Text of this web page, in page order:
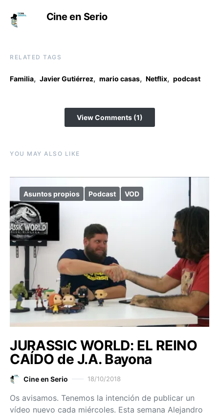
Cine en Serio
RELATED TAGS
Familia, Javier Gutiérrez, mario casas, Netflix, podcast
View Comments (1)
YOU MAY ALSO LIKE
Asuntos propios Podcast VOD
JURASSIC WORLD: EL REINO
CAÍDO de J.A. Bayona
Cine en Serio 18/10/2018
Os avisamos. Tenemos la intención de publicar un
vídeo nuevo cada miércoles. Esta semana Alejandro